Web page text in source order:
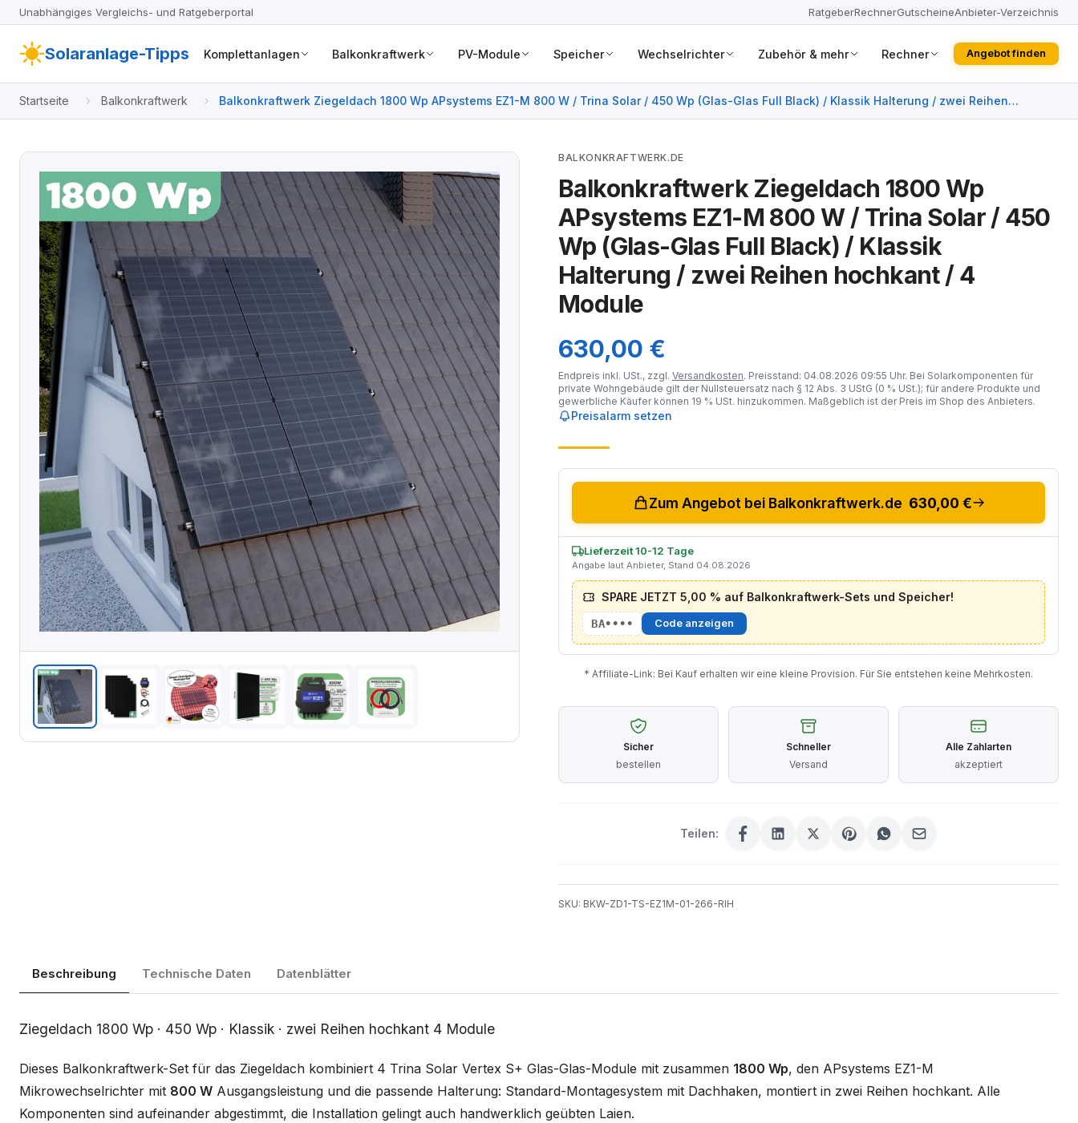
Unabhängiges Vergleichs- und Ratgeberportal RatgeberRechnerGutscheineAnbieter-Verzeichnis
Solaranlage-Tipps Komplettanlagen Balkonkraftwerk PV-Module Speicher Wechselrichter Zubehör & mehr Rechner Angebot finden
Startseite Balkonkraftwerk
Balkonkraftwerk Ziegeldach 1800 Wp APsystems EZ1-M 800 W / Trina Solar / 450 Wp (Glas-Glas Full Black) / Klassik Halterung / zwei Reihen
hochkant / 4 Module
BALKONKRAFTWERK.DE
Balkonkraftwerk Ziegeldach 1800 Wp
APsystems EZ1-M 800 W / Trina Solar / 450
Wp (Glas-Glas Full Black) / Klassik
Halterung / zwei Reihen hochkant / 4
Module
630,00 €
Endpreis inkl. USt., zzgl. Versandkosten. Preisstand: 04.08.2026 09:55 Uhr. Bei Solarkomponenten für
private Wohngebäude gilt der Nullsteuersatz nach § 12 Abs. 3 UStG (0 % USt.); für andere Produkte und
gewerbliche Käufer können 19 % USt. hinzukommen. Maßgeblich ist der Preis im Shop des Anbieters.
Preisalarm setzen
Zum Angebot bei Balkonkraftwerk.de 630,00 €
Lieferzeit 10-12 Tage
Angabe laut Anbieter, Stand 04.08.2026
SPARE JETZT 5,00 % auf Balkonkraftwerk-Sets und Speicher!
BA•••• Code anzeigen
* Affiliate-Link: Bei Kauf erhalten wir eine kleine Provision. Für Sie entstehen keine Mehrkosten.
Sicher
bestellen
Schneller
Versand
Alle Zahlarten
akzeptiert
Teilen:
SKU: BKW-ZD1-TS-EZ1M-01-266-RIH
Beschreibung Technische Daten Datenblätter
Beschreibung
Ziegeldach 1800 Wp · 450 Wp · Klassik · zwei Reihen hochkant 4 Module
Dieses Balkonkraftwerk-Set für das Ziegeldach kombiniert 4 Trina Solar Vertex S+ Glas-Glas-Module mit zusammen 1800 Wp, den APsystems EZ1-M
Mikrowechselrichter mit 800 W Ausgangsleistung und die passende Halterung: Standard-Montagesystem mit Dachhaken, montiert in zwei Reihen hochkant. Alle
Komponenten sind aufeinander abgestimmt, die Installation gelingt auch handwerklich geübten Laien.